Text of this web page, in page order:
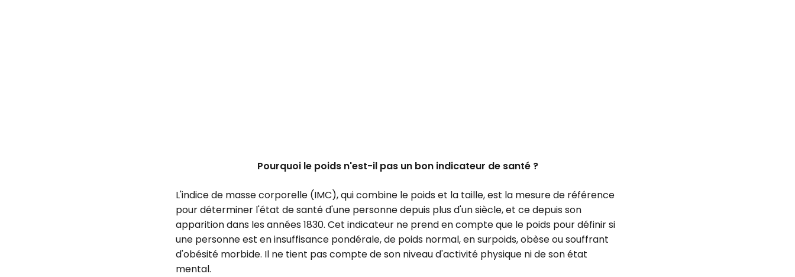
Pourquoi le poids n'est-il pas un bon indicateur de santé ?
L'indice de masse corporelle (IMC), qui combine le poids et la taille, est la mesure de référence
pour déterminer l'état de santé d'une personne depuis plus d'un siècle, et ce depuis son
apparition dans les années 1830. Cet indicateur ne prend en compte que le poids pour définir si
une personne est en insuffisance pondérale, de poids normal, en surpoids, obèse ou souffrant
d'obésité morbide. Il ne tient pas compte de son niveau d'activité physique ni de son état
mental.